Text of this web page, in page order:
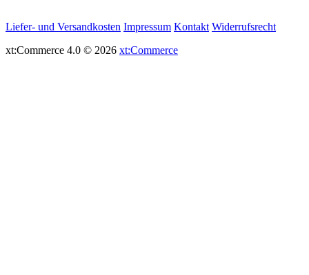
Liefer- und Versandkosten Impressum Kontakt Widerrufsrecht
xt:Commerce 4.0 © 2026 xt:Commerce